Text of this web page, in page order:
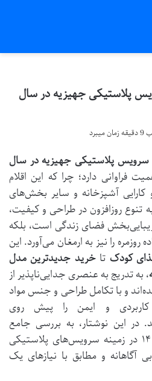
پلاستیکی جهیزیه در سال
پلاستیکی جهیزیه در سال
فراوانی دارد؛ چرا که این اقلام
آشپزخانه و سایر بخش‌های
تنوع روزافزون در طراحی و کیفیت،
فضای زندگی است، بلکه
را نیز به ارمغان می‌آورد. این
کودک تا خرید جدیدترین مدل
، به تدریج به عنصری جدایی‌ناپذیر از
و با تکامل طراحی و جنس مواد
کاربردی و ایمن را پیش روی
در این نوشتار، به بررسی جامع
ویژگی‌ها و ترندهای سال ۱۴۰۴ در زمینه سرویس‌های پلاستیکی
آگاهانه و مطابق با نیازهای یک